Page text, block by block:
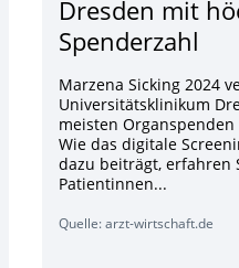
Dresden mit
Spenderzahl
Marzena Sicking 2024
Universitätsklinikum
meisten
Wie das digitale
dazu beiträgt, erfahren
Patientinnen...
Quelle: arzt-wirtschaft.de